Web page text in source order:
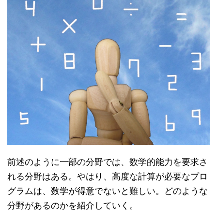
前述のように一部の分野では、数学的能力を要求さ
れる分野はある。やはり、高度な計算が必要なプロ
グラムは、数学が得意でないと難しい。どのような
分野があるのかを紹介していく。